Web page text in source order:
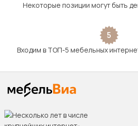
Некоторые позиции могут быть
5
Входим в ТОП-5 мебельных